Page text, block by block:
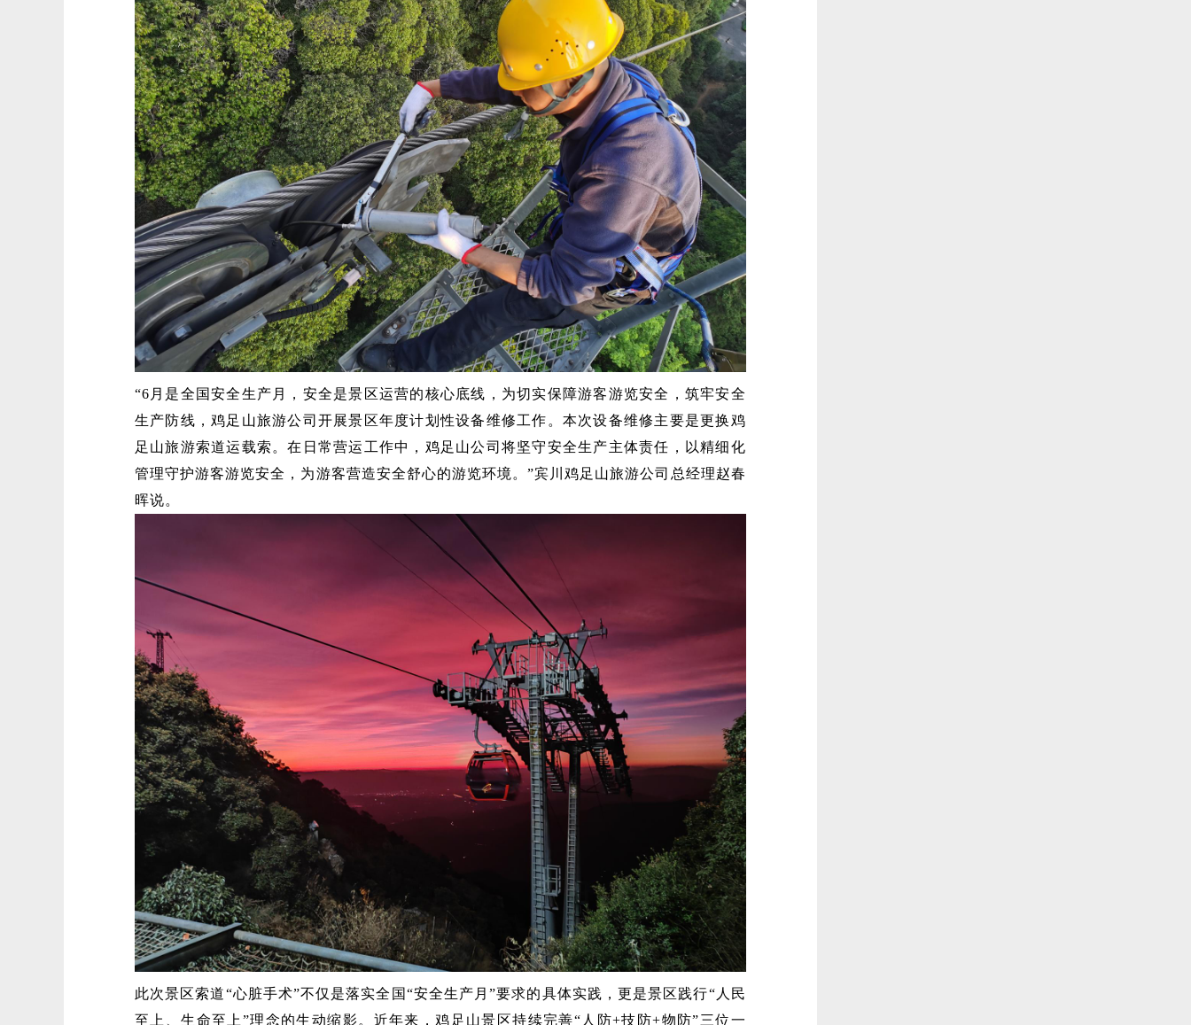
“6月是全国安全生产月，安全是景区运营的核心底线，为切实保障游客游览安全，筑牢安全
生产防线，鸡足山旅游公司开展景区年度计划性设备维修工作。本次设备维修主要是更换鸡
足山旅游索道运载索。在日常营运工作中，鸡足山公司将坚守安全生产主体责任，以精细化
管理守护游客游览安全，为游客营造安全舒心的游览环境。”宾川鸡足山旅游公司总经理赵春
晖说。
此次景区索道“心脏手术”不仅是落实全国“安全生产月”要求的具体实践，更是景区践行“人民
至上、生命至上”理念的生动缩影。近年来，鸡足山景区持续完善“人防+技防+物防”三位一